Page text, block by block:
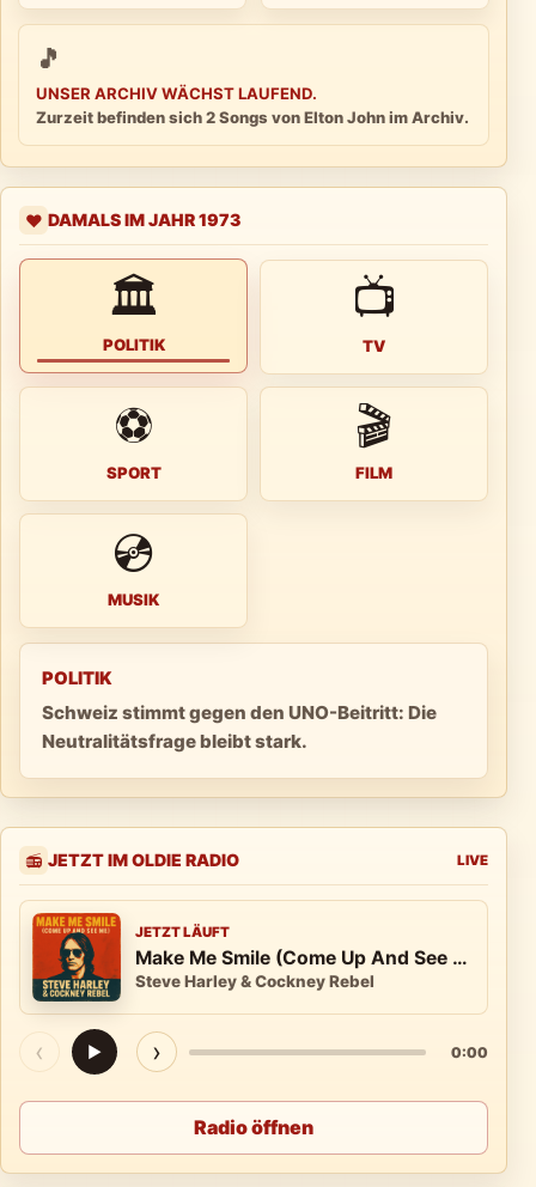
🎵
UNSER ARCHIV WÄCHST LAUFEND.
Zurzeit befinden sich 2 Songs von Elton John im Archiv.
❤️ DAMALS IM JAHR 1973
🏛
POLITIK
📺
TV
⚽
SPORT
🎬
FILM
💿
MUSIK
POLITIK
Schweiz stimmt gegen den UNO-Beitritt: Die
Neutralitätsfrage bleibt stark.
📻 JETZT IM OLDIE RADIO LIVE
JETZT LÄUFT
Make Me Smile (Come Up And See Me)
Steve Harley & Cockney Rebel
‹ ▶ › 0:00
Radio öffnen